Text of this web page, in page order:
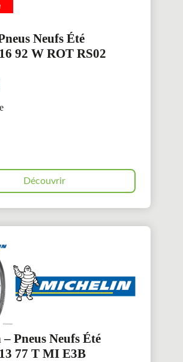
Neufs Été
92 W ROT RS02
Découvrir
Pneus Neufs Été
77 T MI E3B